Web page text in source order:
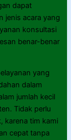
dapat
jenis acara yang
konsultasi
benar-benar
yang
dalam
jumlah kecil
Tidak perlu
karena tim kami
cepat tanpa